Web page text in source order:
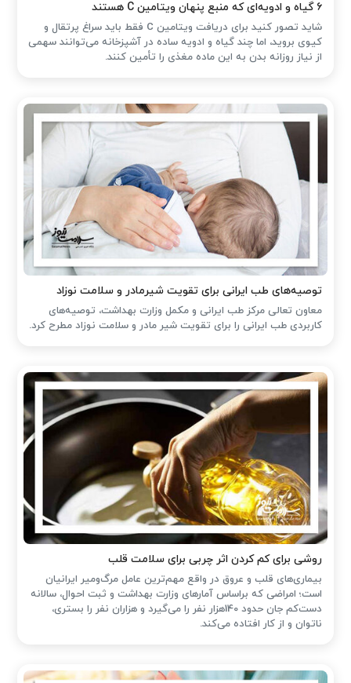
۶ گیاه و ادویه‌ای که منبع پنهان ویتامین C هستند
شاید تصور کنید برای دریافت ویتامین C فقط باید سراغ پرتقال و
کیوی بروید، اما چند گیاه و ادویه ساده در آشپزخانه می‌توانند سهمی
از نیاز روزانه بدن به این ماده مغذی را تأمین کنند.
توصیه‌های طب ایرانی برای تقویت شیرمادر و سلامت نوزاد
معاون تعالی مرکز طب ایرانی و مکمل وزارت بهداشت، توصیه‌های
کاربردی طب ایرانی را برای تقویت شیر مادر و سلامت نوزاد مطرح کرد.
روشی برای کم کردن اثر چربی برای سلامت قلب
بیماری‌های قلب و عروق در واقع مهم‌ترین عامل مرگ‌ومیر ایرانیان
است؛ امراضی که براساس آمارهای وزارت بهداشت و ثبت احوال، سالانه
دست‌کم جان حدود 140هزار نفر را می‌گیرد و هزاران نفر را بستری،
ناتوان و از کار افتاده می‌کند.